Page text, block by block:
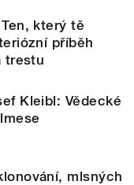
který tě
příběh
trestu
Kleibl: Vědecké
mlsných